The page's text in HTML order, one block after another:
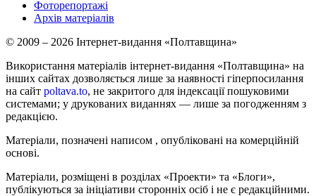
Фоторепортажі
Архів матеріалів
© 2009 – 2026 Інтернет-видання «Полтавщина»
Використання матеріалів інтернет-видання «Полтавщина» на
інших сайтах дозволяється лише за наявності гіперпосилання
на сайт poltava.to, не закритого для індексації пошуковими
системами; у друкованих виданнях — лише за погодженням з
редакцією.
Матеріали, позначені написом , опубліковані на комерційній
основі.
Матеріали, розміщені в розділах «Проекти» та «Блоги»,
публікуються за ініціативи сторонніх осіб і не є редакційними.